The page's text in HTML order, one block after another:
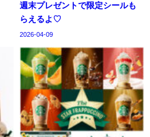
週末プレゼントで限定シールも
らえるよ♡
2026-04-09